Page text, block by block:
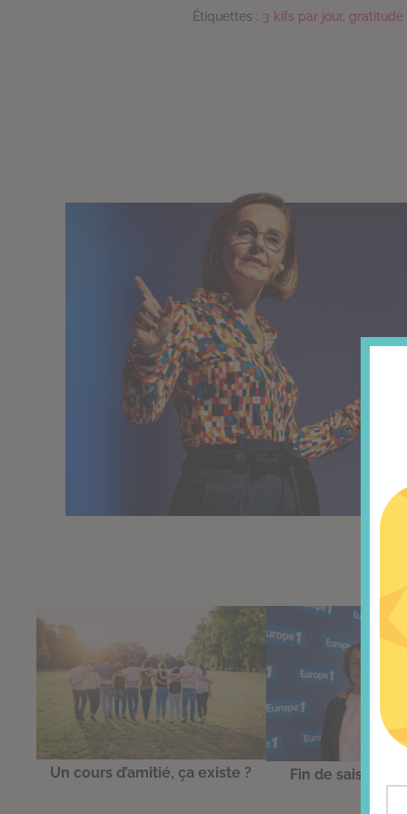
Étiquettes : 3 kifs par jour, gratitude
Un cours d’amitié, ça existe ? Fin de saison sur